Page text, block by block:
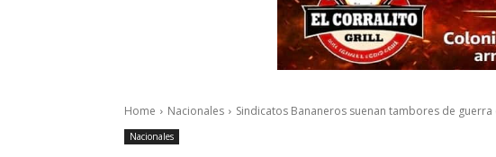
Home Nacionales Sindicatos Bananeros suenan tambores de
Nacionales